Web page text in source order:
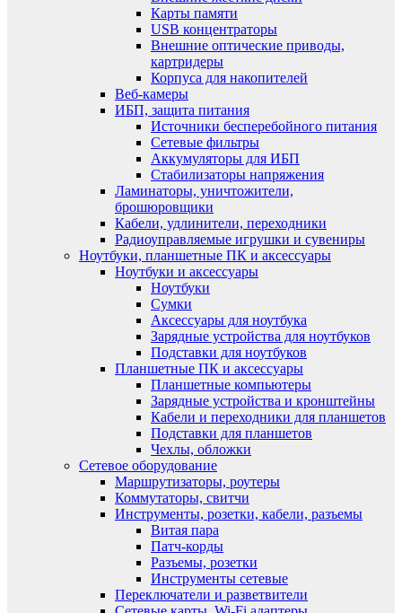
Карты памяти
USB концентраторы
Внешние оптические приводы,
картридеры
Корпуса для накопителей
Веб-камеры
ИБП, защита питания
Источники бесперебойного питания
Сетевые фильтры
Аккумуляторы для ИБП
Стабилизаторы напряжения
Ламинаторы, уничтожители,
брошюровщики
Кабели, удлинители, переходники
Радиоуправляемые игрушки и сувениры
Ноутбуки, планшетные ПК и аксессуары
Ноутбуки и аксессуары
Ноутбуки
Сумки
Аксессуары для ноутбука
Зарядные устройства для ноутбуков
Подставки для ноутбуков
Планшетные ПК и аксессуары
Планшетные компьютеры
Зарядные устройства и кронштейны
Кабели и переходники для планшетов
Подставки для планшетов
Чехлы, обложки
Сетевое оборудование
Маршрутизаторы, роутеры
Коммутаторы, свитчи
Инструменты, розетки, кабели, разъемы
Витая пара
Патч-корды
Разъемы, розетки
Инструменты сетевые
Переключатели и разветвители